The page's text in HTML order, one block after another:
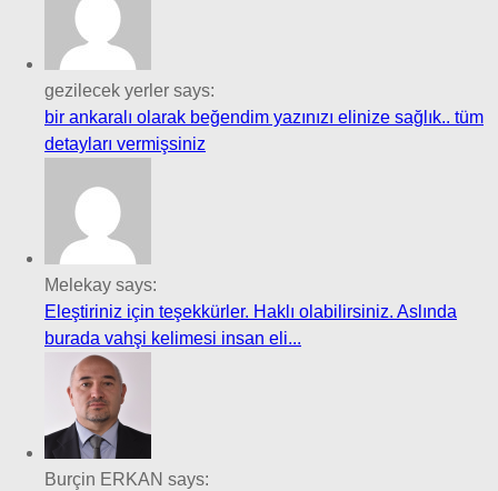
gezilecek yerler says:
bir ankaralı olarak beğendim yazınızı elinize sağlık.. tüm
detayları vermişsiniz
Melekay says:
Eleştiriniz için teşekkürler. Haklı olabilirsiniz. Aslında
burada vahşi kelimesi insan eli...
Burçin ERKAN says: